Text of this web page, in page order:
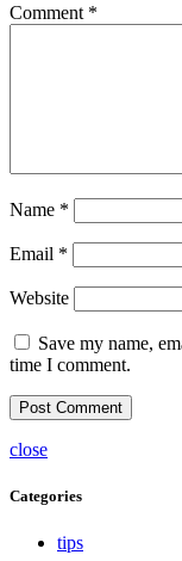
Comment *
Name *
Email *
Website
Save my name,
time I comment.
close
Categories
tips